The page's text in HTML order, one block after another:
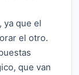
que el
el otro.
que van